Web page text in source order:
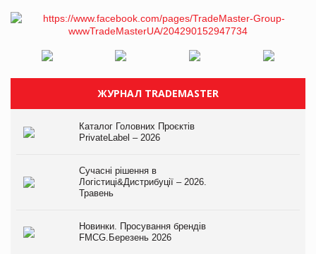
ЖУРНАЛ TRADEMASTER
Каталог Головних Проєктів
PrivateLabel – 2026
Сучасні рішення в
Логістиці&Дистрибуції – 2026.
Травень
Новинки. Просування брендів
FMCG.Березень 2026